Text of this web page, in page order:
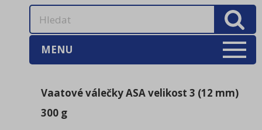
MENU
Vaatové válečky ASA velikost 3 (12 mm)
300 g